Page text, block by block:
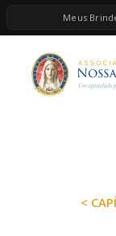
Meus
HOME
A ASSOCIAÇÃO
BRINDES<